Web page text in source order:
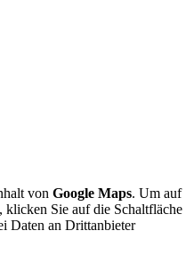
von Google Maps. Um auf
klicken Sie auf die Schaltfläche
Daten an Drittanbieter